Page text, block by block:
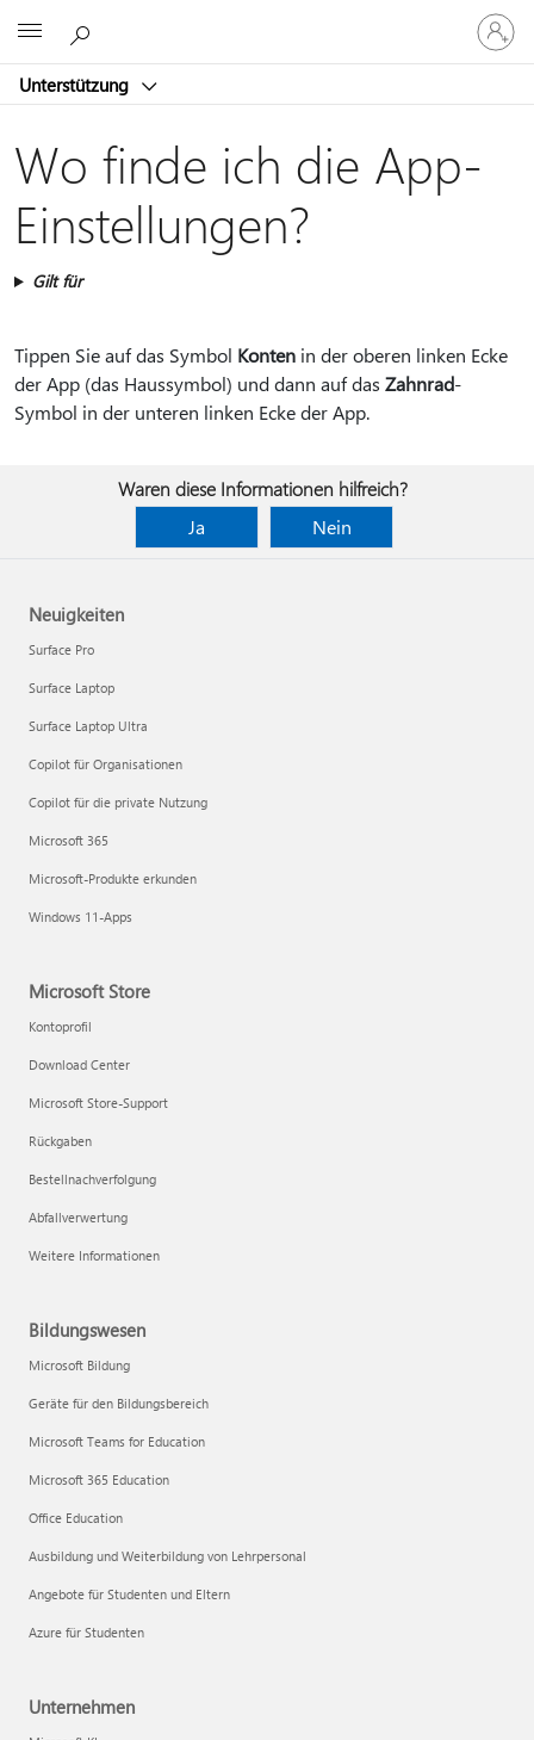
Unterstützung
Bei
Ihrem
Konto
Wo finde ich die App-
Einstellungen?
Gilt für
Tippen Sie auf das Symbol Konten in der oberen linken Ecke
der App (das Haussymbol) und dann auf das Zahnrad-
Symbol in der unteren linken Ecke der App.
Waren diese Informationen hilfreich?
Ja
Nein
Neuigkeiten
Surface Pro
Surface Laptop
Surface Laptop Ultra
Copilot für Organisationen
Copilot für die private Nutzung
Microsoft 365
Microsoft-Produkte erkunden
Windows 11-Apps
Microsoft Store
Kontoprofil
Download Center
Microsoft Store-Support
Rückgaben
Bestellnachverfolgung
Abfallverwertung
Weitere Informationen
Bildungswesen
Microsoft Bildung
Geräte für den Bildungsbereich
Microsoft Teams for Education
Microsoft 365 Education
Office Education
Ausbildung und Weiterbildung von Lehrpersonal
Angebote für Studenten und Eltern
Azure für Studenten
Unternehmen